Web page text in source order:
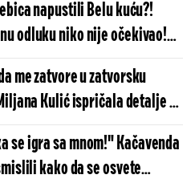
napustili Belu kuću?!
odluku niko nije očekivao!
me zatvore u zatvorsku
Kulić ispričala detalje sa
rijaliti učesnikom
se igra sa mnom!" Kačavenda
kako da se osvete